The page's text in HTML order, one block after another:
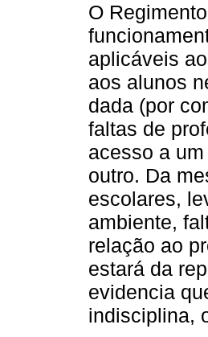
O
aplicáveis
aos alunos
dada (por
faltas de
acesso a
outro. Da
escolares,
ambiente,
relação ao
estará da
evidencia
indisciplina,